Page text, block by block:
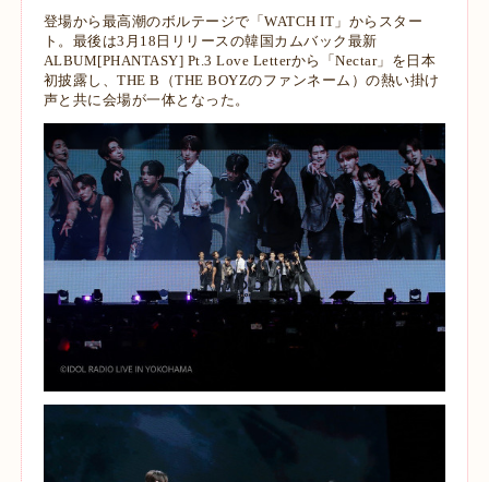
登場から最高潮のボルテージで「WATCH IT」からスター
ト。最後は3月18日リリースの韓国カムバック最新
ALBUM[PHANTASY] Pt.3 Love Letterから「Nectar」を日本
初披露し、THE B（THE BOYZのファンネーム）の熱い掛け
声と共に会場が一体となった。